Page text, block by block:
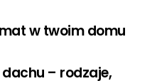
w twoim domu
– rodzaje,